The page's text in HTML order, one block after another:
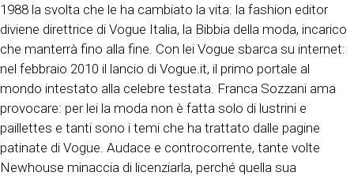
1988 la svolta che le ha cambiato la vita: la fashion editor
diviene direttrice di Vogue Italia, la Bibbia della moda, incarico
che manterrà fino alla fine. Con lei Vogue sbarca su internet:
nel febbraio 2010 il lancio di Vogue.it, il primo portale al
mondo intestato alla celebre testata. Franca Sozzani ama
provocare: per lei la moda non è fatta solo di lustrini e
paillettes e tanti sono i temi che ha trattato dalle pagine
patinate di Vogue. Audace e controcorrente, tante volte
Newhouse minaccia di licenziarla, perché quella sua